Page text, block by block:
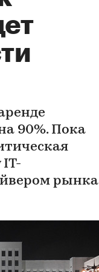
90%. Пока
IT-
рынка